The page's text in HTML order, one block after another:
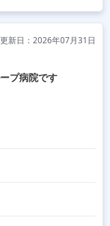
新日：2026年07月31日
プ病院です